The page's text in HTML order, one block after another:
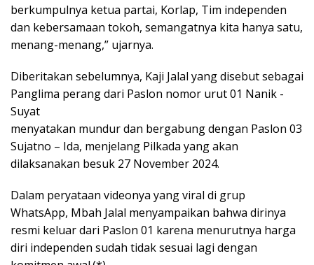
berkumpulnya ketua partai, Korlap, Tim independen
dan kebersamaan tokoh, semangatnya kita hanya satu,
menang-menang,” ujarnya.
Diberitakan sebelumnya, Kaji Jalal yang disebut sebagai
Panglima perang dari Paslon nomor urut 01 Nanik -
Suyat
menyatakan mundur dan bergabung dengan Paslon 03
Sujatno – Ida, menjelang Pilkada yang akan
dilaksanakan besuk 27 November 2024.
Dalam peryataan videonya yang viral di grup
WhatsApp, Mbah Jalal menyampaikan bahwa dirinya
resmi keluar dari Paslon 01 karena menurutnya harga
diri independen sudah tidak sesuai lagi dengan